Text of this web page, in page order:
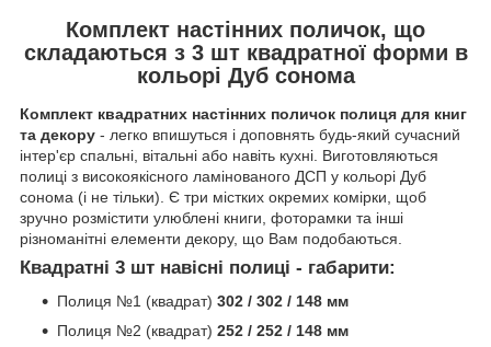
Комплект настінних поличок, що
складаються з 3 шт квадратної форми в
кольорі Дуб сонома
Комплект квадратних настінних поличок полиця для книг
та декору - легко впишуться і доповнять будь-який сучасний
інтер'єр спальні, вітальні або навіть кухні. Виготовляються
полиці ​​з високоякісного ламінованого ДСП у кольорі Дуб
сонома (і не тільки). Є три містких окремих комірки, щоб
зручно розмістити улюблені книги, фоторамки та інші
різноманітні елементи декору, що Вам подобаються.
Квадратні 3 шт навісні полиці - габарити:
Полиця №1 (квадрат) 302 / 302 / 148 мм
Полиця №2 (квадрат) 252 / 252 / 148 мм